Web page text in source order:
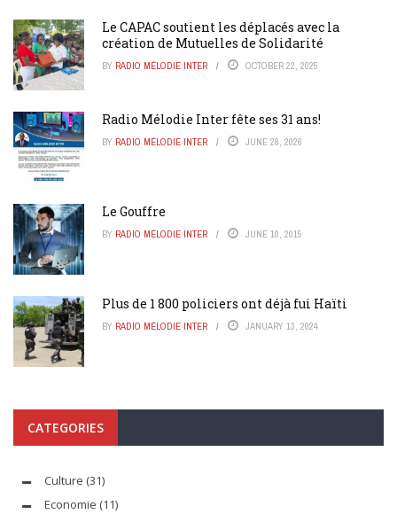
Le CAPAC soutient les déplacés avec la
création de Mutuelles de Solidarité
BY RADIO MÉLODIE INTER OCTOBER 22, 2025
Radio Mélodie Inter fête ses 31 ans!
BY RADIO MÉLODIE INTER JUNE 28, 2026
Le Gouffre
BY RADIO MÉLODIE INTER JUNE 10, 2015
Plus de 1 800 policiers ont déjà fui Haïti
BY RADIO MÉLODIE INTER JANUARY 13, 2024
CATEGORIES
Culture (31)
Economie (11)